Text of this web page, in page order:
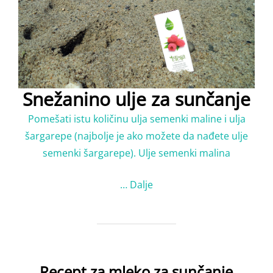
Snežanino ulje za sunčanje
Pomešati istu količinu ulja semenki maline i ulja
šargarepe (najbolje je ako možete da nađete ulje
semenki šargarepe). Ulje semenki malina
… Dalje